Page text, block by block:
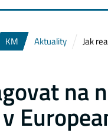
KM Aktuality Jak
na